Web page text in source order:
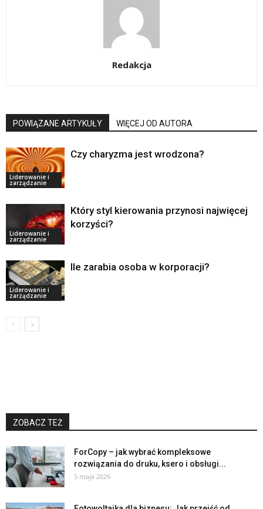
Redakcja
POWIĄZANE ARTYKUŁY WIĘCEJ OD AUTORA
Liderowanie i
zarządzanie
Czy charyzma jest wrodzona?
Liderowanie i
zarządzanie
Który styl kierowania przynosi najwięcej
korzyści?
Liderowanie i
zarządzanie
Ile zarabia osoba w korporacji?
ZOBACZ TEŻ
ForCopy – jak wybrać kompleksowe
rozwiązania do druku, ksero i obsługi...
5 maja 2026